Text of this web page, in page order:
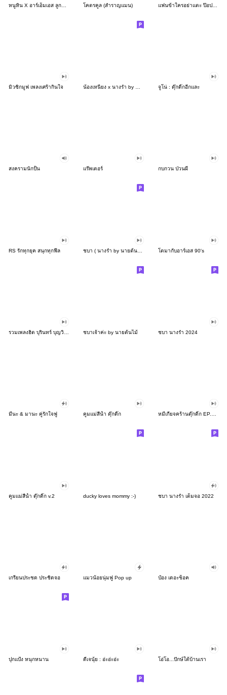
โคตรคูล (สำราญแมน)
มิวซิกมูฟ เพลงเศร้ากินใจ จูโน่ : ดุ๊กดิ๊กอีกและ
สงครามนักปั้น แร๊พเตอร์ กบกวน ป่วนผี
RS รักทุกยุค สนุกทุกฟีล โตมากับอาร์เอส 90's
ชบาเจ้าค่ะ by นายต้นไม้ ชบา นางรำ 2024
มีนะ & มานะ คู่รักใจฟู คูมแม่สีน้ำ ดุ๊กดิ๊ก หมีเกียจคร้านดุ๊กดิ๊ก EP.4 ไปทำงาน
คูมแม่สีน้ำ ดุ๊กดิ๊ก v.2 ducky loves mommy :-) ชบา นางรำ เต็มจอ 2022
เกรียนประชด ประชิดจอ แมวน้อยนุ่มฟู Pop up ป๋อง เดอะช็อค
ปุกแป้ง หนุกหนาน ดีเจนุ้ย : อ่ะอ่ะอ่ะ โอ่โอ...ปักษ์ใต้บ้านเรา